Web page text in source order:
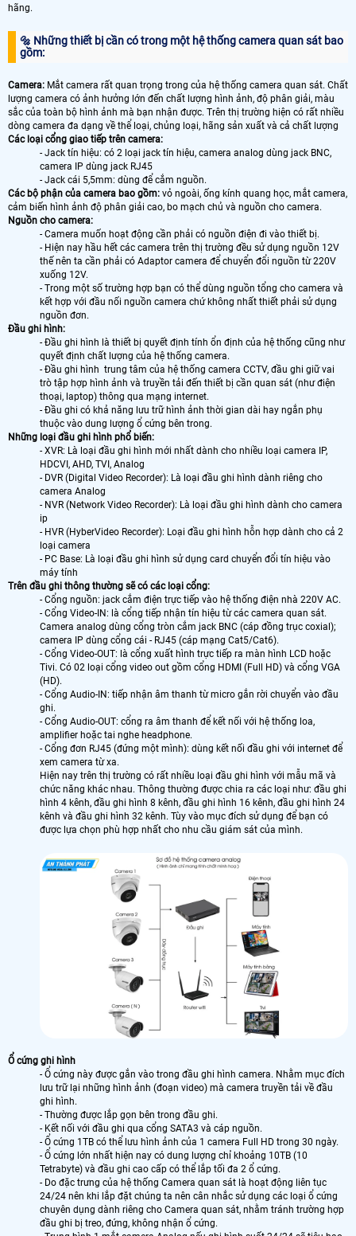
hãng.
🔩 Những thiết bị cần có trong một hệ thống camera quan sát bao
gồm:
Camera: Mắt camera rất quan trọng trong của hệ thống camera quan sát. Chất
lượng camera có ảnh hưởng lớn đến chất lượng hình ảnh, độ phân giải, màu
sắc của toàn bộ hình ảnh mà bạn nhận được. Trên thị trường hiện có rất nhiều
dòng camera đa dạng về thể loại, chủng loại, hãng sản xuất và cả chất lượng
Các loại cổng giao tiếp trên camera:
- Jack tín hiệu: có 2 loại jack tín hiệu, camera analog dùng jack BNC,
camera IP dùng jack RJ45
- Jack cái 5,5mm: dùng để cắm nguồn.
Các bộ phận của camera bao gồm: vỏ ngoài, ống kính quang học, mắt camera,
cảm biến hình ảnh độ phân giải cao, bo mạch chủ và nguồn cho camera.
Nguồn cho camera:
- Camera muốn hoạt động cần phải có nguồn điện đi vào thiết bị.
- Hiện nay hầu hết các camera trên thị trường đều sử dụng nguồn 12V
thế nên ta cần phải có Adaptor camera để chuyển đổi nguồn từ 220V
xuống 12V.
- Trong một số trường hợp bạn có thể dùng nguồn tổng cho camera và
kết hợp với đầu nối nguồn camera chứ không nhất thiết phải sử dụng
nguồn đơn.
Đầu ghi hình:
- Đầu ghi hình là thiết bị quyết định tính ổn định của hệ thống cũng như
quyết định chất lượng của hệ thống camera.
- Đầu ghi hình trung tâm của hệ thống camera CCTV, đầu ghi giữ vai
trò tập hợp hình ảnh và truyền tải đến thiết bị cần quan sát (như điện
thoại, laptop) thông qua mạng internet.
- Đầu ghi có khả năng lưu trữ hình ảnh thời gian dài hay ngắn phụ
thuộc vào dung lượng ổ cứng bên trong.
Những loại đầu ghi hình phổ biến:
- XVR: Là loại đầu ghi hình mới nhất dành cho nhiều loại camera IP,
HDCVI, AHD, TVI, Analog
- DVR (Digital Video Recorder): Là loại đầu ghi hình dành riêng cho
camera Analog
- NVR (Network Video Recorder): Là loại đầu ghi hình dành cho camera
ip
- HVR (HyberVideo Recorder): Loại đầu ghi hình hỗn hợp dành cho cả 2
loại camera
- PC Base: Là loại đầu ghi hình sử dụng card chuyển đổi tín hiệu vào
máy tính
Trên đầu ghi thông thường sẽ có các loại cổng:
- Cổng nguồn: jack cắm điện trực tiếp vào hệ thống điện nhà 220V AC.
- Cổng Video-IN: là cổng tiếp nhận tín hiệu từ các camera quan sát.
Camera analog dùng cổng tròn cắm jack BNC (cáp đồng trục coxial);
camera IP dùng cổng cái - RJ45 (cáp mạng Cat5/Cat6).
- Cổng Video-OUT: là cổng xuất hình trực tiếp ra màn hình LCD hoặc
Tivi. Có 02 loại cổng video out gồm cổng HDMI (Full HD) và cổng VGA
(HD).
- Cổng Audio-IN: tiếp nhận âm thanh từ micro gắn rời chuyển vào đầu
ghi.
- Cổng Audio-OUT: cổng ra âm thanh để kết nối với hệ thống loa,
amplifier hoặc tai nghe headphone.
- Cổng đơn RJ45 (đứng một mình): dùng kết nối đầu ghi với internet để
xem camera từ xa.
Hiện nay trên thị trường có rất nhiều loại đầu ghi hình với mẫu mã và
chức năng khác nhau. Thông thường được chia ra các loại như: đầu ghi
hình 4 kênh, đầu ghi hình 8 kênh, đầu ghi hình 16 kênh, đầu ghi hình 24
kênh và đầu ghi hình 32 kênh. Tùy vào mục đích sử dụng để bạn có
được lựa chọn phù hợp nhất cho nhu cầu giám sát của mình.
Ổ cứng ghi hình
- Ổ cứng này được gắn vào trong đầu ghi hình camera. Nhằm mục đích
lưu trữ lại những hình ảnh (đoạn video) mà camera truyền tải về đầu
ghi hình.
- Thường được lắp gọn bên trong đầu ghi.
- Kết nối với đầu ghi qua cổng SATA3 và cáp nguồn.
- Ổ cứng 1TB có thể lưu hình ảnh của 1 camera Full HD trong 30 ngày.
- Ổ cứng lớn nhất hiện nay có dung lượng chỉ khoảng 10TB (10
Tetrabyte) và đầu ghi cao cấp có thể lắp tối đa 2 ổ cứng.
- Do đặc trưng của hệ thống Camera quan sát là hoạt động liên tục
24/24 nên khi lắp đặt chúng ta nên cân nhắc sử dụng các loại ổ cứng
chuyên dụng dành riêng cho Camera quan sát, nhằm tránh trường hợp
đầu ghi bị treo, đứng, không nhận ổ cứng.